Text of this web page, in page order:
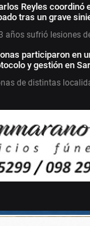
Reyles coordinó
tras un grave
años sufrió lesiones
participaron en
y gestión en
de distintas